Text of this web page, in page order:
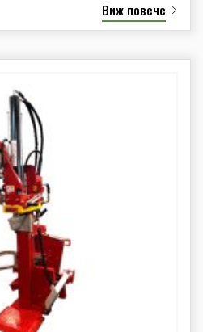
Виж повече